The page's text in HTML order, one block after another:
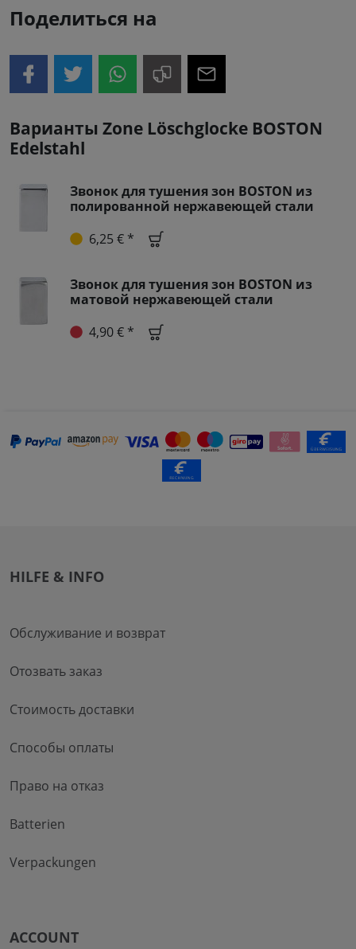
Поделиться на
Варианты Zone Löschglocke BOSTON
Edelstahl
Звонок для тушения зон BOSTON из
полированной нержавеющей стали
6,25 € *
Звонок для тушения зон BOSTON из
матовой нержавеющей стали
4,90 € *
HILFE & INFO
Обслуживание и возврат
Отозвать заказ
Стоимость доставки
Способы оплаты
Право на отказ
Batterien
Verpackungen
ACCOUNT